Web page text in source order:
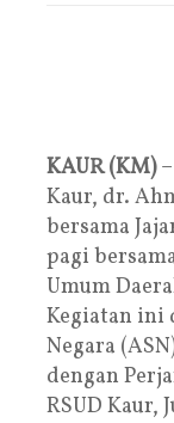
KAUR (KM)–
Kaur, dr.
bersama
pagi
Umum
Kegiatan
Negara
dengan
RSUD Kaur,